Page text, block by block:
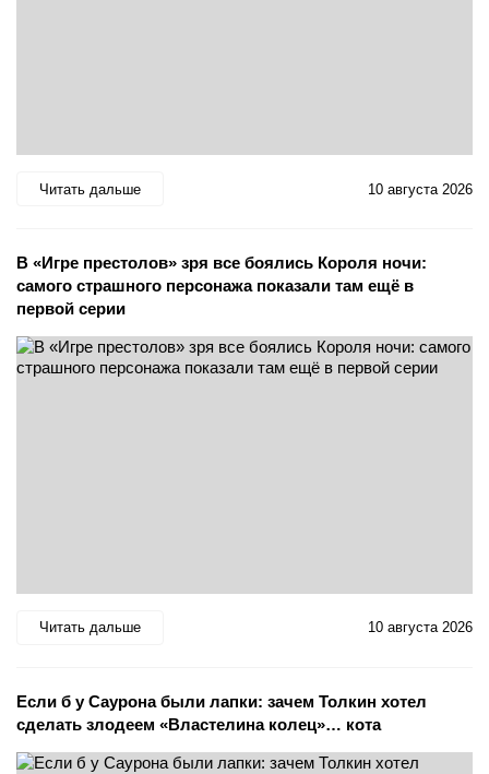
Читать дальше 10 августа 2026
В «Игре престолов» зря все боялись Короля ночи:
самого страшного персонажа показали там ещё в
первой серии
Читать дальше 10 августа 2026
Если б у Саурона были лапки: зачем Толкин хотел
сделать злодеем «Властелина колец»… кота